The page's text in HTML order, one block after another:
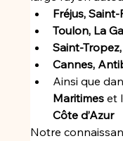
Fréjus,
Toulon, La
Saint-
Cannes,
Ainsi que
Maritimes et
Côte d’Azur
Notre